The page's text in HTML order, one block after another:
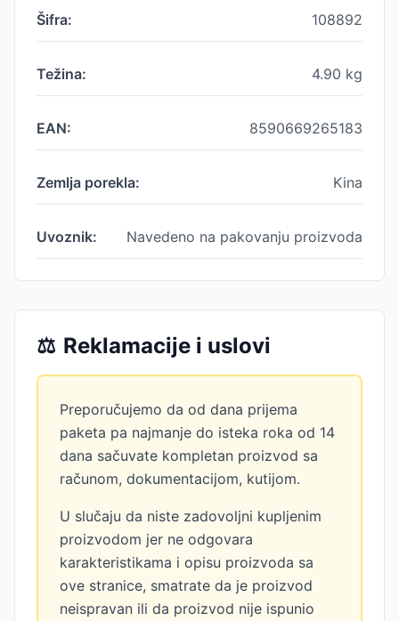
Šifra: 108892
Težina: 4.90 kg
EAN: 8590669265183
Zemlja porekla: Kina
Uvoznik: Navedeno na pakovanju proizvoda
⚖️ Reklamacije i uslovi
Preporučujemo da od dana prijema
paketa pa najmanje do isteka roka od 14
dana sačuvate kompletan proizvod sa
računom, dokumentacijom, kutijom.
U slučaju da niste zadovoljni kupljenim
proizvodom jer ne odgovara
karakteristikama i opisu proizvoda sa
ove stranice, smatrate da je proizvod
neispravan ili da proizvod nije ispunio